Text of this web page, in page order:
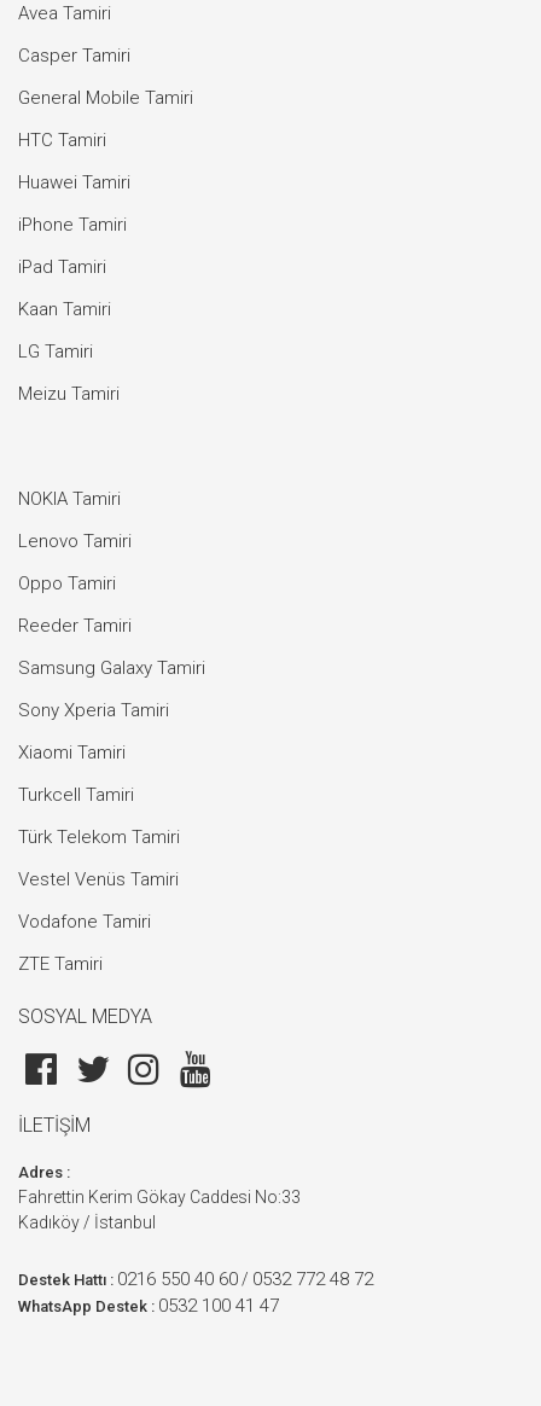
Avea Tamiri
Casper Tamiri
General Mobile Tamiri
HTC Tamiri
Huawei Tamiri
iPhone Tamiri
iPad Tamiri
Kaan Tamiri
LG Tamiri
Meizu Tamiri
NOKIA Tamiri
Lenovo Tamiri
Oppo Tamiri
Reeder Tamiri
Samsung Galaxy Tamiri
Sony Xperia Tamiri
Xiaomi Tamiri
Turkcell Tamiri
Türk Telekom Tamiri
Vestel Venüs Tamiri
Vodafone Tamiri
ZTE Tamiri
SOSYAL MEDYA
İLETİŞİM
Adres :
Fahrettin Kerim Gökay Caddesi No:33
Kadıköy / İstanbul
Destek Hattı : 0216 550 40 60 / 0532 772 48 72
WhatsApp Destek : 0532 100 41 47